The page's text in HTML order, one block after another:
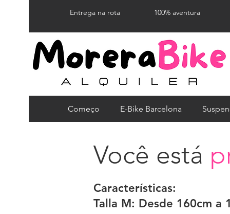
Entrega na rota 100% aventura
Começo E-Bike Barcelona
Você está
Características:
Talla M: Desde 160cm a